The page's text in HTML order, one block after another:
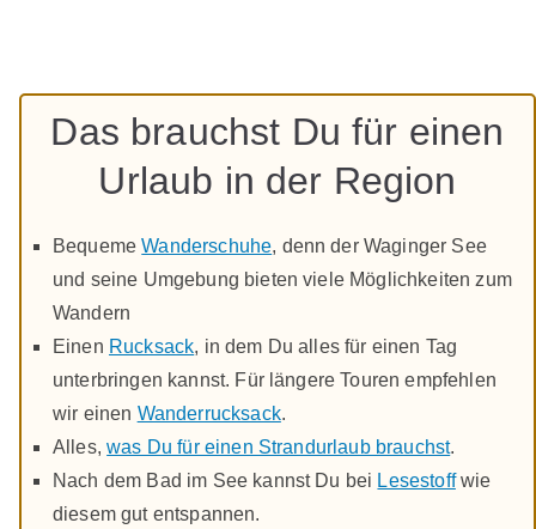
Das brauchst Du für einen
Urlaub in der Region
BequemeWanderschuhe, denn der Waginger See
und seine Umgebung bieten viele Möglichkeiten zum
Wandern
Einen Rucksack, in dem Du alles für einen Tag
unterbringen kannst. Für längere Touren empfehlen
wir einen Wanderrucksack.
Alles,was Du für einen Strandurlaub brauchst.
Nach dem Bad im See kannst Du bei Lesestoffwie
diesem gut entspannen.